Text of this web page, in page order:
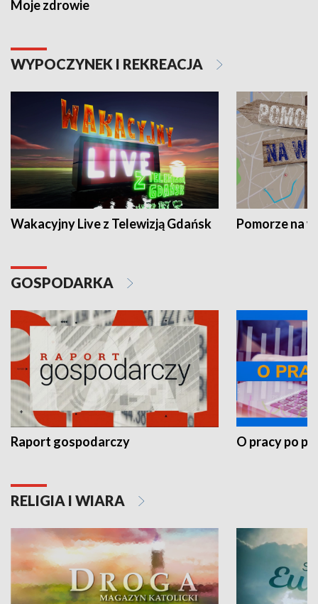
Moje zdrowie
WYPOCZYNEK I REKREACJA
Wakacyjny Live z Telewizją Gdańsk Pomorze na
GOSPODARKA
Raport gospodarczy O pracy po
RELIGIA I WIARA